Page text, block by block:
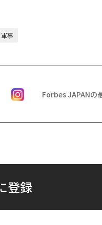
軍事
Forbes JAPANの
登録